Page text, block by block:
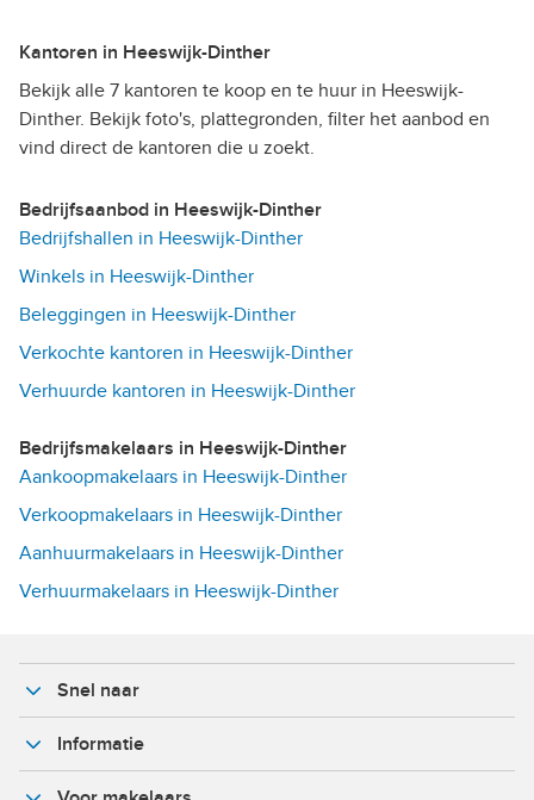
Kantoren in Heeswijk-Dinther
Bekijk alle 7 kantoren te koop en te huur in Heeswijk-
Dinther. Bekijk foto's, plattegronden, filter het aanbod en
vind direct de kantoren die u zoekt.
Bedrijfsaanbod in Heeswijk-Dinther
Bedrijfshallen in Heeswijk-Dinther
Winkels in Heeswijk-Dinther
Beleggingen in Heeswijk-Dinther
Verkochte kantoren in Heeswijk-Dinther
Verhuurde kantoren in Heeswijk-Dinther
Bedrijfsmakelaars in Heeswijk-Dinther
Aankoopmakelaars in Heeswijk-Dinther
Verkoopmakelaars in Heeswijk-Dinther
Aanhuurmakelaars in Heeswijk-Dinther
Verhuurmakelaars in Heeswijk-Dinther
Snel naar
Informatie